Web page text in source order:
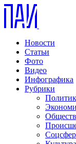
Новости
Статьи
Фото
Видео
Инфографика
Рубрики